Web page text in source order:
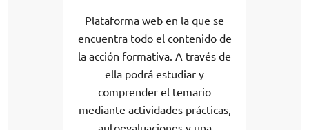
Plataforma web en la que se
encuentra todo el contenido de
la acción formativa. A través de
ella podrá estudiar y
comprender el temario
mediante actividades prácticas,